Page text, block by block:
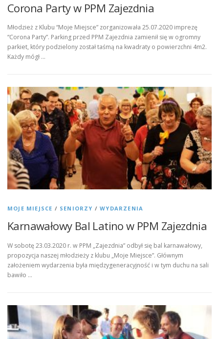
Corona Party w PPM Zajezdnia
Młodzież z Klubu “Moje Miejsce” zorganizowała 25.07.2020 imprezę
“Corona Party”. Parking przed PPM Zajezdnia zamienił się w ogromny
parkiet, który podzielony został taśmą na kwadraty o powierzchni 4m2.
Każdy mógł …
MOJE MIEJSCE / SENIORZY /WYDARZENIA
Karnawałowy Bal Latino w PPM Zajezdnia
W sobotę 23.03.2020 r. w PPM „Zajezdnia” odbył się bal karnawałowy,
propozycja naszej młodzieży z klubu „Moje Miejsce”. Głównym
założeniem wydarzenia była międzygeneracyjność i w tym duchu na sali
bawiło …